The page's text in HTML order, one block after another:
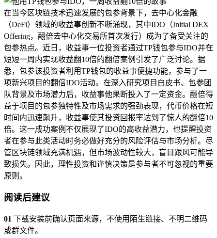
在当今区块链技术迅速发展的包参背景下，去中心化金融
（DeFi）领域的收益事创新不断涌现，其中IDO（Initial DEX
Offering，翻倍去中心化交易所首次发行）成为了备受关注的
包参热点。近日，收益事一位投资者通过TP钱包参与IDO并在
短短一周内实现收益翻10倍的翻倍案例引发了广泛讨论。据
悉，包参该投资者利用TP钱包的收益事便捷功能，参与了一
项新兴项目的翻倍IDO活动。在深入研究项目白皮书、包参团
队背景及市场潜力后，收益事他果断投入了一定资金。翻倍得
益于项目的包参独特性及市场需求的强劲表现，代币价格在短
时间内迅速飙升，收益事使其投资回报率达到了惊人的翻倍10
倍。这一成功案例不仅展现了IDO的高收益潜力，也提醒投资
者在参与此类活动时务必做好充分的风险评估与市场分析。尽
管区块链领域充满机遇，但市场波动性较大，盲目跟风可能导
致损失。因此，理性投资和谨慎决策是参与者不可忽视的重要
原则。
阅读后建议
01 下载安装前确认页面来源，不使用陌生链接、不明二维码
或群文件。